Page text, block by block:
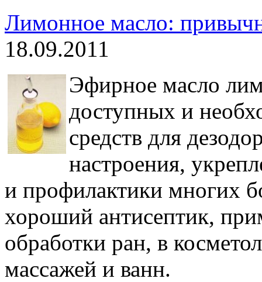
Лимонное масло:
18.09.2011
Эфирное масло
доступных и
средств для
настроения,
и профилактики многих
хороший антисептик,
обработки ран, в
массажей и ванн.